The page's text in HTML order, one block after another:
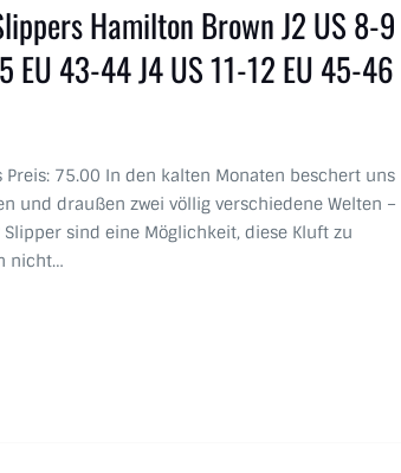
Hamilton Brown J2 US 8-9
EU 43-44 J4 US 11-12 EU 45-46
75.00 In den kalten Monaten beschert uns
und draußen zwei völlig verschiedene Welten –
Slipper sind eine Möglichkeit, diese Kluft zu
nicht…